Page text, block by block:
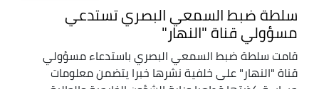
سلطة ضبط السمعي البصري تستدعي
مسؤولي قناة "النهار"
قامت سلطة ضبط السمعي البصري باستدعاء مسؤولي
قناة "النهار" على خلفية نشرها خبرا يتضمن معلومات